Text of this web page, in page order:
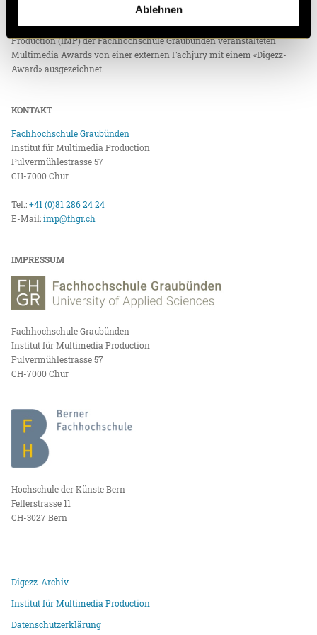
Ablehnen
zusätzlich mit der «Top»-Plakette gekennzeichneten Beiträge
wurden anlässlich des alljährlich vom Institut für Multimedia
Production (IMP) der Fachhochschule Graubünden veranstalteten
Multimedia Awards von einer externen Fachjury mit einem «Digezz-
Award» ausgezeichnet.
KONTAKT
Fachhochschule Graubünden
Institut für Multimedia Production
Pulvermühlestrasse 57
CH-7000 Chur
Tel.:+41 (0)81 286 24 24
E-Mail:imp@fhgr.ch
IMPRESSUM
Fachhochschule Graubünden
Institut für Multimedia Production
Pulvermühlestrasse 57
CH-7000 Chur
Hochschule der Künste Bern
Fellerstrasse 11
CH-3027 Bern
Digezz-Archiv
Institut für Multimedia Production
Datenschutzerklärung